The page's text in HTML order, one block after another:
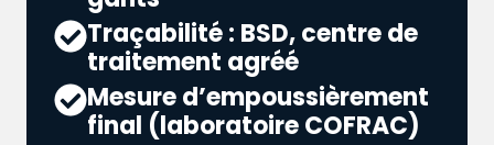
Traçabilité : BSD, centre de
traitement agréé
Mesure d’empoussièrement
final (laboratoire COFRAC)